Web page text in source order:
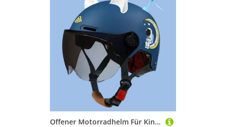
Offener Motorradhelm Für Kinder, Jethelm Mit Sonnenblende Für Jungen Und Mädchen Im Alter Von 3–15 Jahren, ECE 22.06 Zertifiziert Kinder-Mopedhelm A,46-54cm